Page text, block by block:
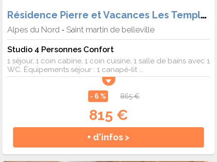
Résidence Pierre et Vacances Les Temples du Soleil
Alpes du Nord - Saint martin de belleville
Studio 4 Personnes Confort
1 séjour, 1 coin cabine, 1 coin cuisine, 1 salle de bains avec 1
WC. Équipements séjour : 1 canapé-lit ...
- 6 % 865 €
815 €
+ d'infos >